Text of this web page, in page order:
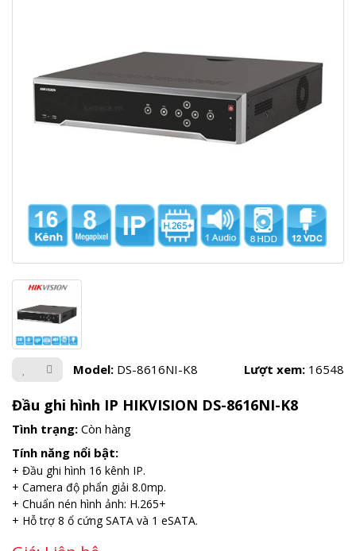
Model: DS-8616NI-K8 Lượt xem: 16548
Đầu ghi hình IP HIKVISION DS-8616NI-K8
Tình trạng: Còn hàng
Tính năng nổi bật:
+ Đầu ghi hình 16 kênh IP.
+ Camera độ phẩn giải 8.0mp.
+ Chuẩn nén hình ảnh: H.265+
+ Hỗ trợ 8 ổ cứng SATA và 1 eSATA.